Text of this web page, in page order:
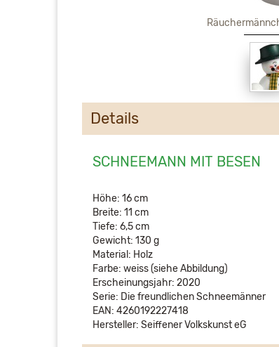
Details
SCHNEEMANN MIT BESEN
Höhe: 16 cm
Breite: 11 cm
Tiefe: 6,5 cm
Gewicht: 130 g
Material: Holz
Farbe: weiss (siehe Abbildung)
Erscheinungsjahr: 2020
Serie: Die freundlichen Schneemänner
EAN: 4260192227418
Hersteller: Seiffener Volkskunst eG